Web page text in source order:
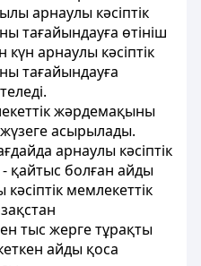
арнаулы кәсіптік
тағайындауға өтініш
күн арнаулы кәсіптік
тағайындауға
жәрдемақыны
асырылады.
арнаулы кәсіптік
қайтыс болған айды
мемлекеттік
тыс жерге тұрақты
айды қоса